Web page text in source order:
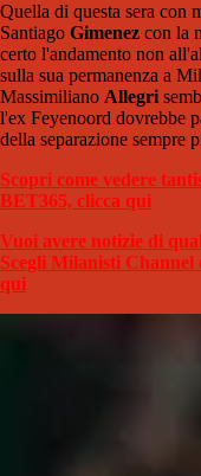
Quella di questa sera con
Santiago Gimenez con la
certo l'andamento non
sulla sua permanenza a
Massimiliano Allegri
l'ex Feyenoord dovrebbe
della separazione sempre
Scopri come vedere
BET365, clicca qui
Vuoi avere notizie di
Scegli Milanisti Channel
qui